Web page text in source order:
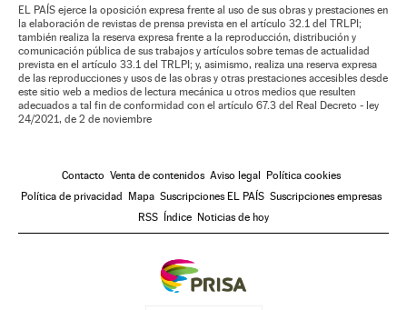
EL PAÍS ejerce la oposición expresa frente al uso de sus obras y prestaciones en
la elaboración de revistas de prensa prevista en el artículo 32.1 del TRLPI;
también realiza la reserva expresa frente a la reproducción, distribución y
comunicación pública de sus trabajos y artículos sobre temas de actualidad
prevista en el artículo 33.1 del TRLPI; y, asimismo, realiza una reserva expresa
de las reproducciones y usos de las obras y otras prestaciones accesibles desde
este sitio web a medios de lectura mecánica u otros medios que resulten
adecuados a tal fin de conformidad con el artículo 67.3 del Real Decreto - ley
24/2021, de 2 de noviembre
Contacto Venta de contenidos Aviso legal
Política cookies
Política de privacidad
Mapa Suscripciones EL PAÍS Suscripciones empresas
RSS
Índice Noticias de hoy